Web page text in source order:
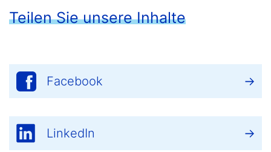
Teilen Sie unsere Inhalte
Facebook
LinkedIn